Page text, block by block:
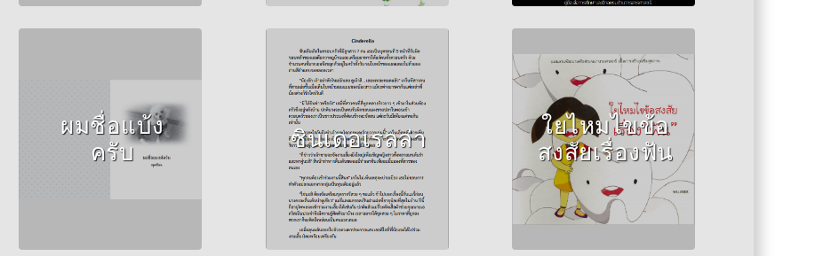
ผมชื่อแบ้ง
ครับ
ซินเดอเรลล่า
Author :อารยา ตำบัน
ใยไหมไขข้อ
สงสัยเรื่องฟัน
Author :จิรวรรณ แท่น
วัฒนกุล